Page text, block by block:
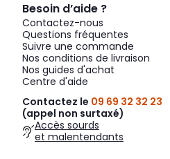
Besoin d’aide ?
Contactez-nous
Questions fréquentes
Suivre une commande
Nos conditions de livraison
Nos guides d'achat
Centre d'aide
Contactez le 09 69 32 32 23
(appel non surtaxé)
Accès sourds
et malentendants